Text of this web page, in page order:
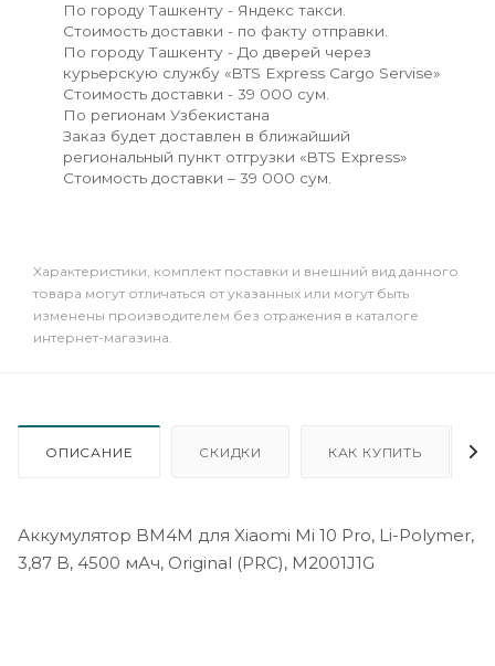
По городу Ташкенту - Яндекс такси.
Стоимость доставки - по факту отправки.
По городу Ташкенту - До дверей через
курьерскую службу «BTS Express Cargo Servise»
Стоимость доставки - 39 000 сум.
По регионам Узбекистана
Заказ будет доставлен в ближайший
региональный пункт отгрузки «BTS Express»
Стоимость доставки – 39 000 сум.
Xарактеристики, комплект поставки и внешний вид данного
товара могут отличаться от указанных или могут быть
изменены производителем без отражения в каталоге
интернет-магазина.
ОПИСАНИЕ СКИДКИ КАК КУПИТЬ
Аккумулятор BM4M для Xiaomi Mi 10 Pro, Li-Polymer,
3,87 B, 4500 мАч, Original (PRC), M2001J1G